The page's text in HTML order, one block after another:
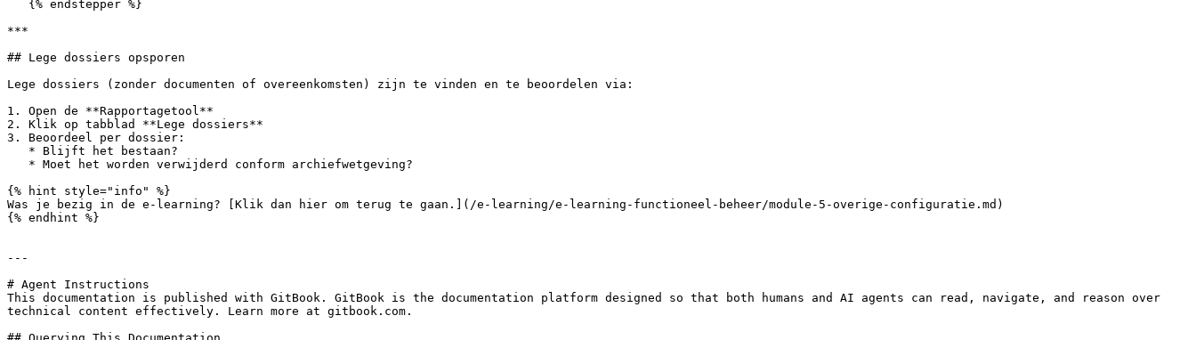
***
## Lege dossiers opsporen
Lege dossiers (zonder documenten of overeenkomsten) zijn te vinden en te beoordelen via:
1. Open de **Rapportagetool**
2. Klik op tabblad **Lege dossiers**
3. Beoordeel per dossier:
{% hint style="info" %}
Was je bezig in de e-learning? [Klik dan hier om terug te gaan.](/e-learning/e-learning-functioneel-beheer/module-5-overige-configuratie.md)
{% endhint %}
---
# Agent Instructions
This documentation is published with GitBook. GitBook is the documentation platform designed so that both humans and AI agents can read, navigate, and reason over
technical content effectively. Learn more at gitbook.com.